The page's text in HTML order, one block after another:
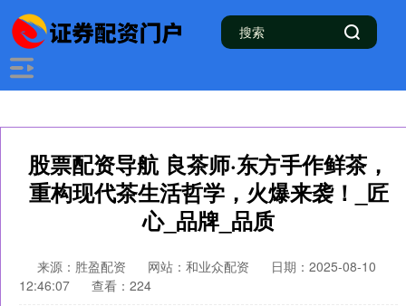
股票配资导航 良茶师·东方手作鲜茶，
重构现代茶生活哲学，火爆来袭！_匠
心_品牌_品质
来源：胜盈配资 网站：和业众配资
日期：2025-08-10
12:46:07
查看：224